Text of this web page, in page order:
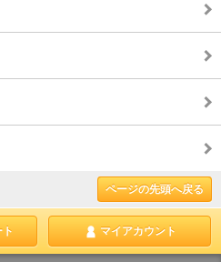
ページの先頭へ戻る
マイアカウント